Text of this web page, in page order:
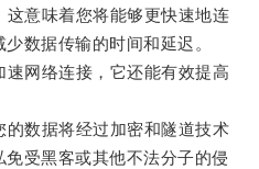
意味着您将能够更快速地连
数据传输的时间和延迟。
网络连接，它还能有效提高
数据将经过加密和隧道技术
受黑客或其他不法分子的侵